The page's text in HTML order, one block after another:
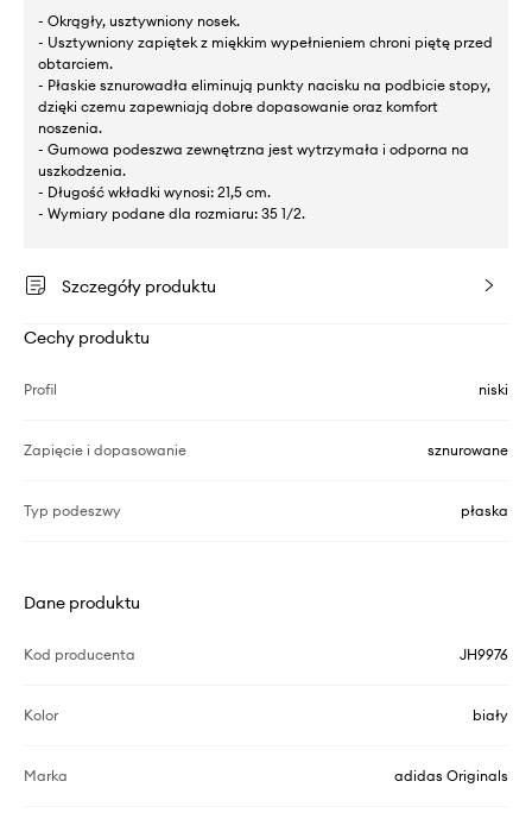
- Okrągły, usztywniony nosek.
- Usztywniony zapiętek z miękkim wypełnieniem chroni piętę przed
obtarciem.
- Płaskie sznurowadła eliminują punkty nacisku na podbicie stopy,
dzięki czemu zapewniają dobre dopasowanie oraz komfort
noszenia.
- Gumowa podeszwa zewnętrzna jest wytrzymała i odporna na
uszkodzenia.
- Długość wkładki wynosi: 21,5 cm.
- Wymiary podane dla rozmiaru: 35 1/2.
Szczegóły produktu
Cechy produktu
Profil niski
Zapięcie i dopasowanie sznurowane
Typ podeszwy płaska
Dane produktu
Kod producenta JH9976
Kolor biały
Marka adidas Originals